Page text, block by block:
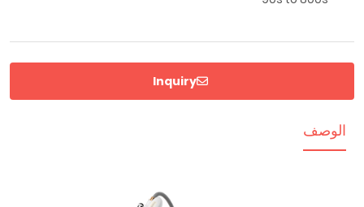
Inquiry
الوصف